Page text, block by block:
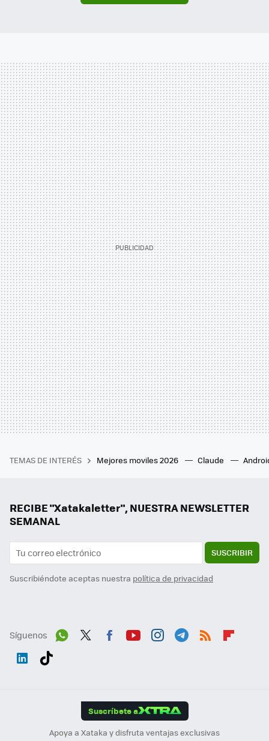
TEMAS DE INTERÉS Mejores moviles 2026 Claude
RECIBE "Xatakaletter", NUESTRA NEWSLETTER
SEMANAL
SUSCRIBIR
Suscribiéndote aceptas nuestra política de privacidad
Síguenos
Suscríbete a
Apoya a Xataka y disfruta ventajas exclusivas